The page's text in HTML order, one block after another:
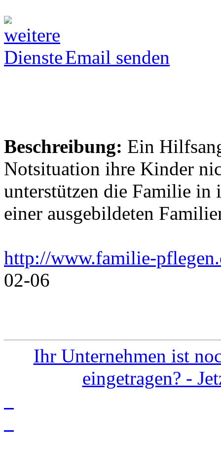
Email senden
Beschreibung: Ein
Notsituation ihre Kinder
unterstützen die Familie in
einer ausgebildeten
http://www.familie-
02-06
Ihr Unternehmen ist
eingetragen? -